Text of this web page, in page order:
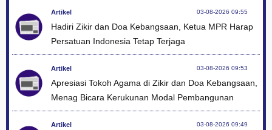
Artikel 03-08-2026 09:55
Hadiri Zikir dan Doa Kebangsaan, Ketua MPR Harap
Persatuan Indonesia Tetap Terjaga
Artikel 03-08-2026 09:53
Apresiasi Tokoh Agama di Zikir dan Doa Kebangsaan,
Menag Bicara Kerukunan Modal Pembangunan
Artikel 03-08-2026 09:49